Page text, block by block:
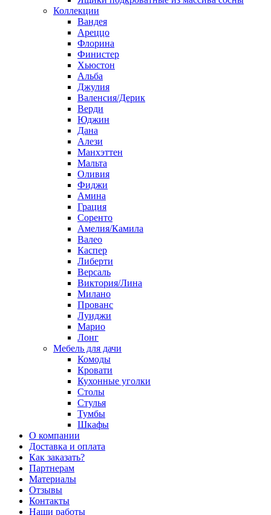
Коллекции
Вандея
Ареццо
Флорина
Финистер
Хьюстон
Альба
Джулия
Валенсия/Дерик
Верди
Юджин
Дана
Алези
Манхэттен
Мальта
Оливия
Фиджи
Амина
Грация
Соренто
Амелия/Камила
Валео
Каспер
Либерти
Версаль
Виктория/Лина
Милано
Прованс
Луиджи
Марио
Лонг
Мебель для дачи
Комоды
Кровати
Кухонные уголки
Столы
Стулья
Тумбы
Шкафы
О компании
Доставка и оплата
Как заказать?
Партнерам
Материалы
Отзывы
Контакты
Наши работы